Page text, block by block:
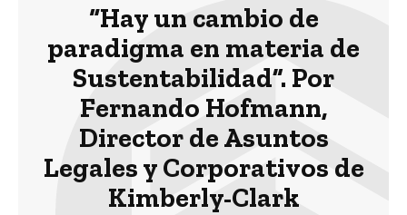
“Hay un cambio de
paradigma en materia de
Sustentabilidad”. Por
Fernando Hofmann,
Director de Asuntos
Legales y Corporativos de
Kimberly-Clark